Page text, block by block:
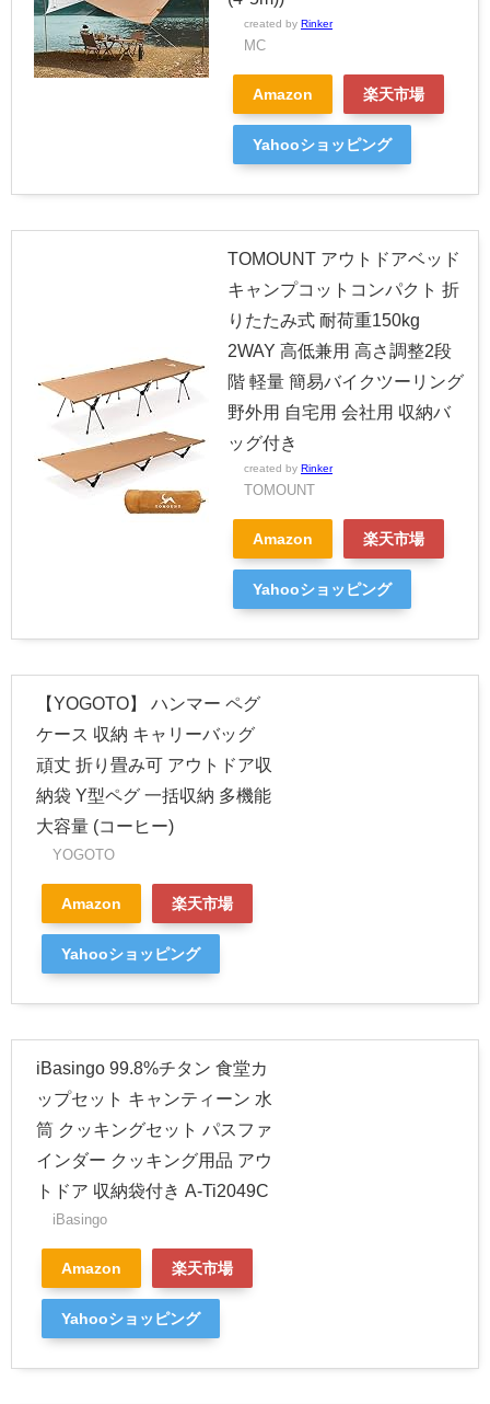
created by Rinker
MC
Amazon 楽天市場
Yahooショッピング
TOMOUNT アウトドアベッド
キャンプコットコンパクト 折
りたたみ式 耐荷重150kg
2WAY 高低兼用 高さ調整2段
階 軽量 簡易バイクツーリング
野外用 自宅用 会社用 収納バ
ッグ付き
created by Rinker
TOMOUNT
Amazon 楽天市場
Yahooショッピング
【YOGOTO】 ハンマー ペグ
ケース 収納 キャリーバッグ
頑丈 折り畳み可 アウトドア収
納袋 Y型ペグ 一括収納 多機能
大容量 (コーヒー)
YOGOTO
Amazon 楽天市場
Yahooショッピング
iBasingo 99.8%チタン 食堂カ
ップセット キャンティーン 水
筒 クッキングセット パスファ
インダー クッキング用品 アウ
トドア 収納袋付き A-Ti2049C
iBasingo
Amazon 楽天市場
Yahooショッピング